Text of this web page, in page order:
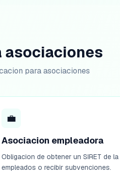
asociaciones
para asociaciones
💼
Asociacion empleadora
Obligacion de obtener un SIRET de
empleados o recibir subvenciones.